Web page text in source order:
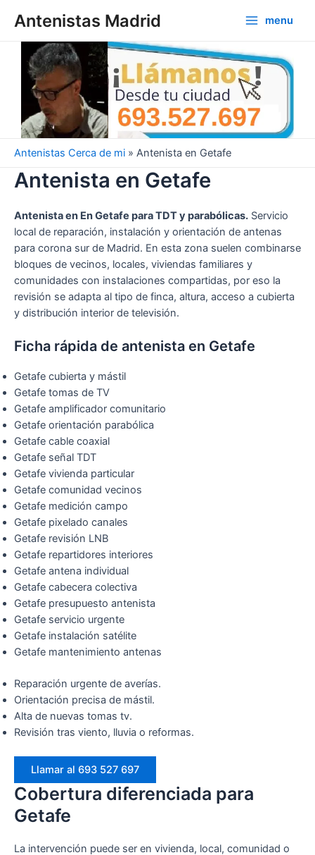
contenido
Antenistas Madrid
Menu
menu
Antenistas Cerca de mi » Antenista en Getafe
Antenista en Getafe
Antenista en En Getafe para TDT y parabólicas. Servicio
local de reparación, instalación y orientación de antenas
para corona sur de Madrid. En esta zona suelen combinarse
bloques de vecinos, locales, viviendas familiares y
comunidades con instalaciones compartidas, por eso la
revisión se adapta al tipo de finca, altura, acceso a cubierta
y distribución interior de televisión.
Ficha rápida de antenista en Getafe
Getafe cubierta y mástil
Getafe tomas de TV
Getafe amplificador comunitario
Getafe orientación parabólica
Getafe cable coaxial
Getafe señal TDT
Getafe vivienda particular
Getafe comunidad vecinos
Getafe medición campo
Getafe pixelado canales
Getafe revisión LNB
Getafe repartidores interiores
Getafe antena individual
Getafe cabecera colectiva
Getafe presupuesto antenista
Getafe servicio urgente
Getafe instalación satélite
Getafe mantenimiento antenas
Reparación urgente de averías.
Orientación precisa de mástil.
Alta de nuevas tomas tv.
Revisión tras viento, lluvia o reformas.
Llamar al 693 527 697
Cobertura diferenciada para
Getafe
La intervención puede ser en vivienda, local, comunidad o